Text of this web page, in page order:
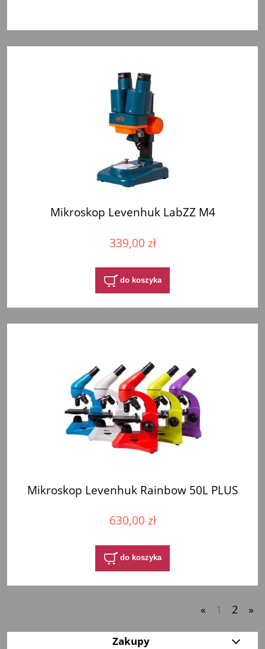
Mikroskop Levenhuk LabZZ M4
339,00 zł
do koszyka
Mikroskop Levenhuk Rainbow 50L PLUS
630,00 zł
do koszyka
« 1 2 »
Zakupy